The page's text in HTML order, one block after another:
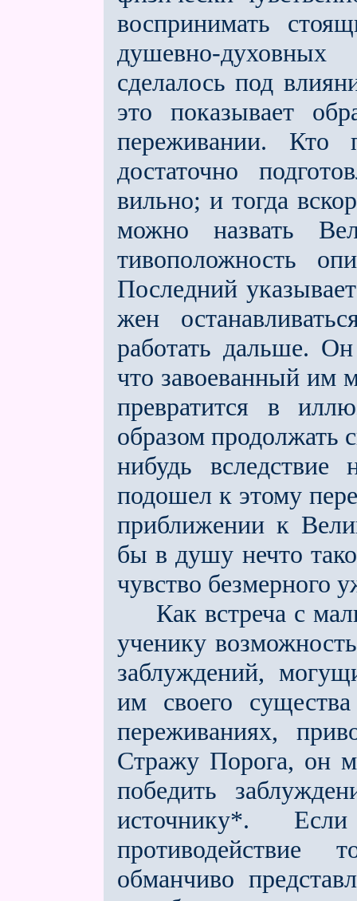
воспринимать
душевно-
сделалось под
это показывает
переживании. Кто
достаточно
вильно; и тогда
можно назвать
тивоположность
Последний
жен
работать дальше.
что завоеванный им
превратится в
образом продолжать
нибудь вследствие
подошел к этому
приближении к
бы в душу нечто
чувство безмерного
Как встреча с
ученику
заблуждений,
им своего
переживаниях,
Стражу Порога, он
победить
источнику*.
обманчиво